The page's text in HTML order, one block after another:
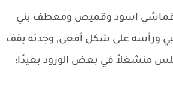
قماشي اسود وقميص ومعطف بني
ورأسه على شكل أفعى, وجدته يقف
منشغلاً في بعض الورود بعيدًا: